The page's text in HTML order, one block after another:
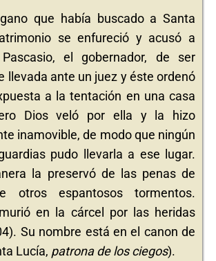
que había buscado a Santa
se enfureció y acusó a
el gobernador, de ser
llevada ante un juez y éste ordenó
a la tentación en una casa
Dios veló por ella y la hizo
inamovible, de modo que ningún
pudo llevarla a ese lugar.
la preservó de las penas de
otros espantosos tormentos.
en la cárcel por las heridas
Su nombre está en el canon de
Lucía, patrona de los ciegos).